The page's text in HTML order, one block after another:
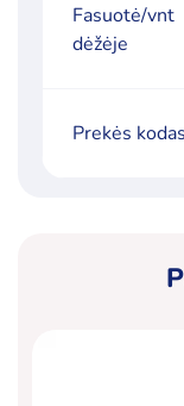
Fasuotė/vnt
dėžėje
Prekės kodas